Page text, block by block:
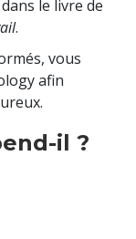
le livre de
.
vous
afin
il ?